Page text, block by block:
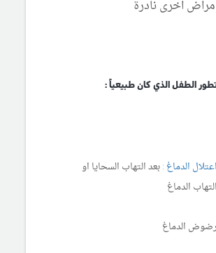
اخرى نادرة
الطفل الذي كان طبيعياً :
اعتلال الدماغ : بعد التهاب السحايا او
التهاب الدماغ
رضوض الدماغ